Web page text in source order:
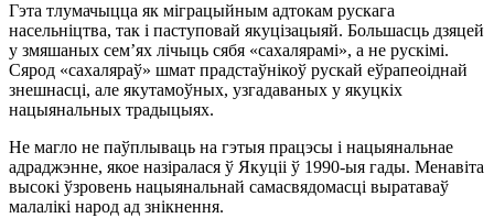
Гэта тлумачыцца як міграцыйным адтокам рускага
насельніцтва, так і паступовай якуцізацыяй. Большасць дзяцей
у змяшаных сем’ях лічыць сябя «сахалярамі», а не рускімі.
Сярод «сахаляраў» шмат прадстаўнікоў рускай еўрапеоіднай
знешнасці, але якутамоўных, узгадаваных у якуцкіх
нацыянальных традыцыях.
Не магло не паўплываць на гэтыя працэсы і нацыянальнае
адраджэнне, якое назіралася ў Якуціі ў 1990-ыя гады. Менавіта
высокі ўзровень нацыянальнай самасвядомасці выратаваў
малалікі народ ад знікнення.